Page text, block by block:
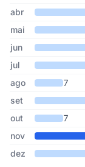
abr
mai
jun
jul
ago
7
set
out 7
nov
dez